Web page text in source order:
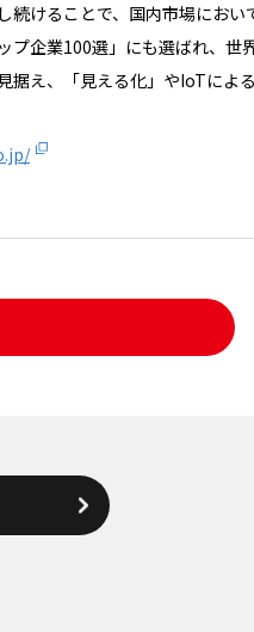
続けることで、国内市場にお
企業100選」にも選ばれ、世
え、「見える化」やIoTによ